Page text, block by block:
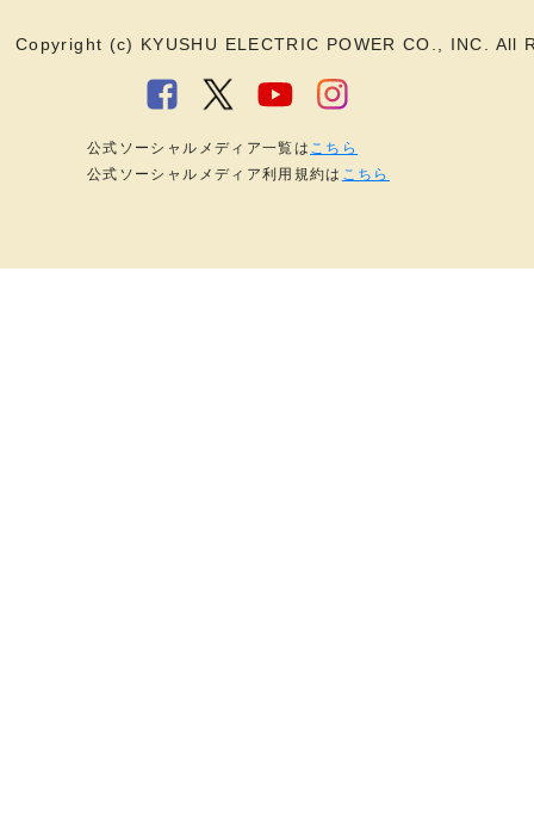
Copyright (c) KYUSHU ELECTRIC POWER CO., INC. All
公式ソーシャルメディア一覧は こちら
公式ソーシャルメディア利用規約は こちら